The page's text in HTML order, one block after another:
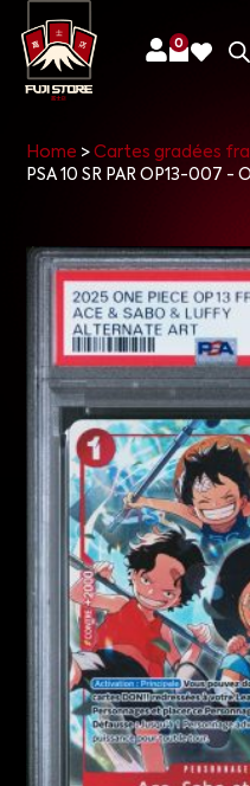
0
Home >Cartes gradées
PSA 10 SR PAR OP13-007 -